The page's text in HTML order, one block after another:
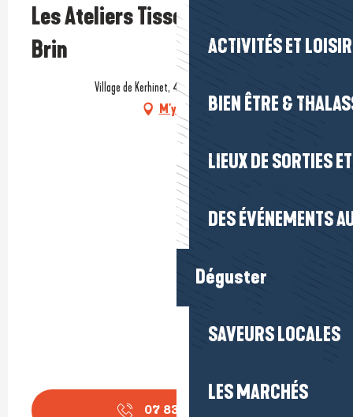
ACTIVITÉS ET
BIEN ÊTRE &
LIEUX DE SORTIES
DES ÉVÉNEMENTS
Déguster
SAVEURS LOCALES
LES MARCHÉS
Les Ateliers Tissage de Tisse-
Brin
Village de Kerhinet, 44410 Saint-Lyphard
M'y rendre
07 83 15 61